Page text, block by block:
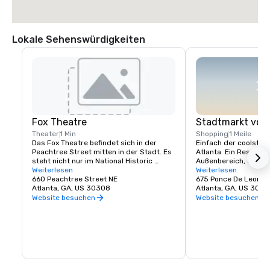
Lokale Sehenswürdigkeiten
Fox Theatre
Theater1 Min
Das Fox Theatre befindet sich in der
Peachtree Street mitten in der Stadt. Es
steht nicht nur im National Historic
Register, sondern ist auch eines der
beliebtesten Wahrzeichen der Stadt, da
es für die Bürger von Atlanta ein echter
Erinnerungsstein ist. Sie sind vielleicht
veranstaltet, von Sweet 16s bis hin zu
Weiterlesen
660 Peachtree Street NE
Atlanta, GA, US 30308
Website besuchen
Stadtmarkt von
Shopping1 Meile
Einfach der coolste
Atlanta. Ein
Außenbereich, ein
einem Spielbereich
km vom Hotel
Weiterlesen
675 Ponce De Leon
Atlanta, GA, US
Website besuchen